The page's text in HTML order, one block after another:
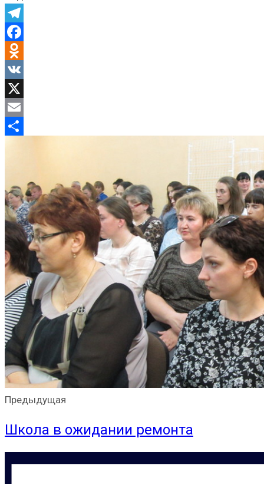
Telegram
Facebook
Odnoklassniki
VK
X
Email
Предыдущая
Школа в ожидании ремонта